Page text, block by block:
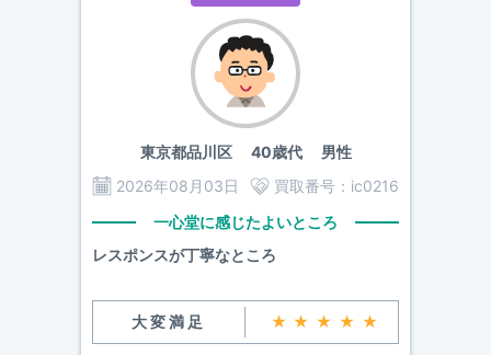
東京都品川区40歳代 男性
2026年08月03日
買取番号： ic0216
一心堂に感じたよいところ
レスポンスが丁寧なところ
大変満足 ★★★★★